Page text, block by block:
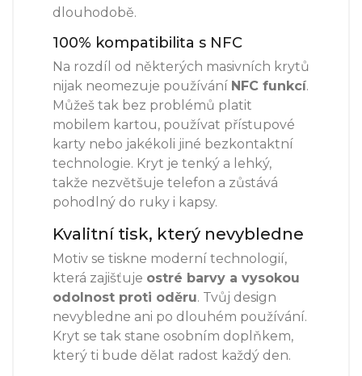
dlouhodobě.
100% kompatibilita s NFC
Na rozdíl od některých masivních krytů
nijak neomezuje používání NFC funkcí.
Můžeš tak bez problémů platit
mobilem kartou, používat přístupové
karty nebo jakékoli jiné bezkontaktní
technologie. Kryt je tenký a lehký,
takže nezvětšuje telefon a zůstává
pohodlný do ruky i kapsy.
Kvalitní tisk, který nevybledne
Motiv se tiskne moderní technologií,
která zajišťuje ostré barvy a vysokou
odolnost proti oděru. Tvůj design
nevybledne ani po dlouhém používání.
Kryt se tak stane osobním doplňkem,
který ti bude dělat radost každý den.